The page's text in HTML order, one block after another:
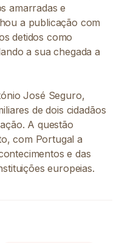
amarradas e
a publicação com
detidos como
a sua chegada a
José Seguro,
de dois cidadãos
A questão
com Portugal a
e das
europeias.